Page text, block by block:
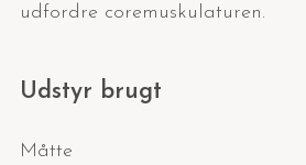
udfordre coremuskulaturen.
Udstyr brugt
Måtte